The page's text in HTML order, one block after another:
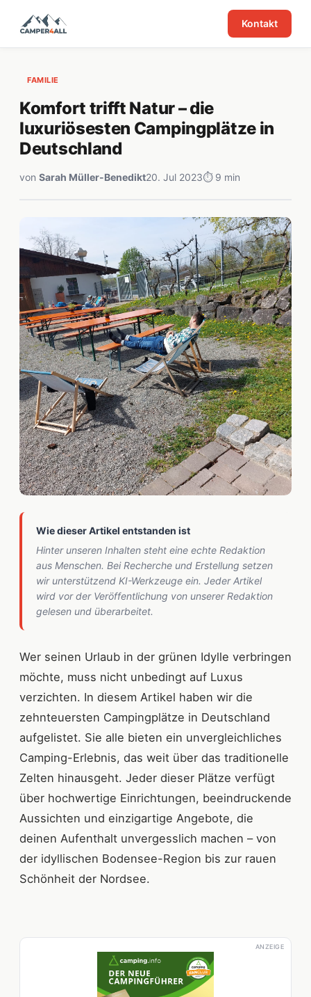
Kontakt
FAMILIE
Komfort trifft Natur – die
luxuriösesten Campingplätze in
Deutschland
von Sarah Müller-Benedikt20. Jul 2023⏱ 9 min
Wie dieser Artikel entstanden ist
Hinter unseren Inhalten steht eine echte Redaktion
aus Menschen. Bei Recherche und Erstellung setzen
wir unterstützend KI-Werkzeuge ein. Jeder Artikel
wird vor der Veröffentlichung von unserer Redaktion
gelesen und überarbeitet.
Wer seinen Urlaub in der grünen Idylle verbringen
möchte, muss nicht unbedingt auf Luxus
verzichten. In diesem Artikel haben wir die
zehnteuersten Campingplätze in Deutschland
aufgelistet. Sie alle bieten ein unvergleichliches
Camping-Erlebnis, das weit über das traditionelle
Zelten hinausgeht. Jeder dieser Plätze verfügt
über hochwertige Einrichtungen, beeindruckende
Aussichten und einzigartige Angebote, die
deinen Aufenthalt unvergesslich machen – von
der idyllischen Bodensee-Region bis zur rauen
Schönheit der Nordsee.
ANZEIGE